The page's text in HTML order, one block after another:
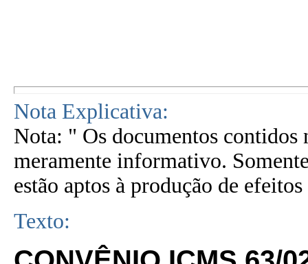
Nota Explicativa:
Nota: " Os documentos contidos
meramente informativo.
estão aptos à produção de
Texto: